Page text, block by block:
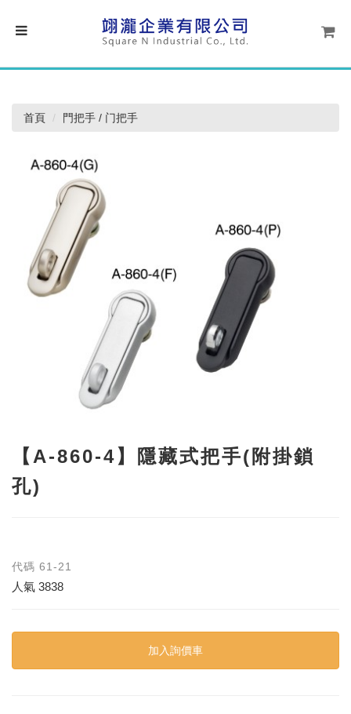
首頁 門把手 / 门把手
【A-860-4】隱藏式把手(附掛鎖
孔)
代碼 61-21
人氣 3838
加入詢價車